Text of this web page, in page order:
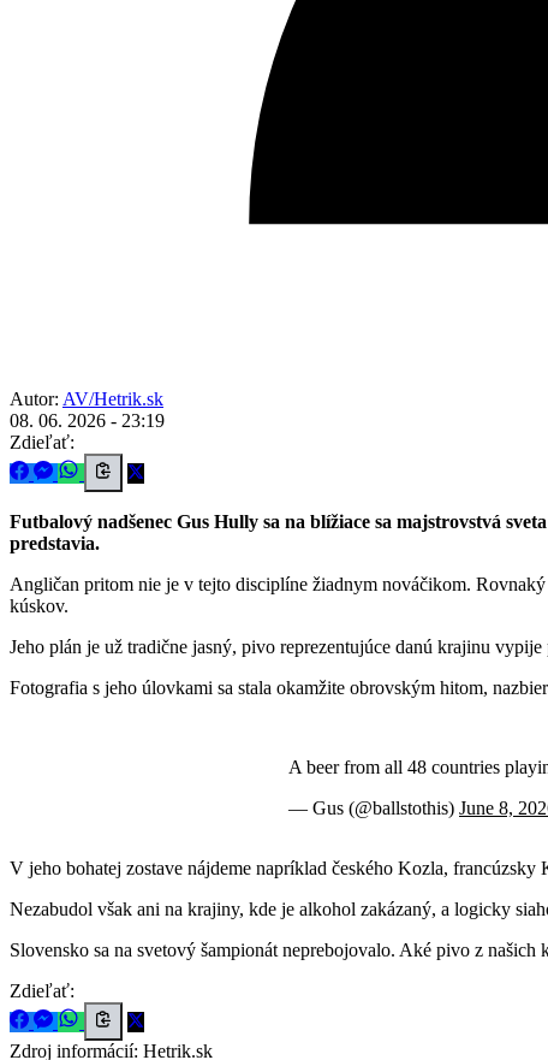
Autor: AV/Hetrik.sk
08. 06. 2026 - 23:19
Zdieľať:
Futbalový nadšenec Gus Hully sa na blížiace sa majstrovstvá
predstavia.
Angličan pritom nie je v tejto disciplíne žiadnym nováčikom.
kúskov.
Jeho plán je už tradične jasný, pivo reprezentujúce danú krajinu
Fotografia s jeho úlovkami sa stala okamžite obrovským hitom,
A beer from all 48 countries
— Gus (@ballstothis) June 8,
V jeho bohatej zostave nájdeme napríklad českého Kozla,
Nezabudol však ani na krajiny, kde je alkohol zakázaný, a logicky
Slovensko sa na svetový šampionát neprebojovalo. Aké pivo z
Zdieľať:
Zdroj informácií: Hetrik.sk